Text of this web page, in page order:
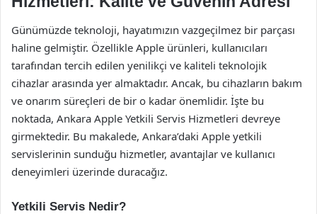
Günümüzde teknoloji, hayatımızın vazgeçilmez bir parçası
haline gelmiştir. Özellikle Apple ürünleri, kullanıcıları
tarafından tercih edilen yenilikçi ve kaliteli teknolojik
cihazlar arasında yer almaktadır. Ancak, bu cihazların bakım
ve onarım süreçleri de bir o kadar önemlidir. İşte bu
noktada, Ankara Apple Yetkili Servis Hizmetleri devreye
girmektedir. Bu makalede, Ankara’daki Apple yetkili
servislerinin sunduğu hizmetler, avantajlar ve kullanıcı
deneyimleri üzerinde duracağız.
Yetkili Servis Nedir?